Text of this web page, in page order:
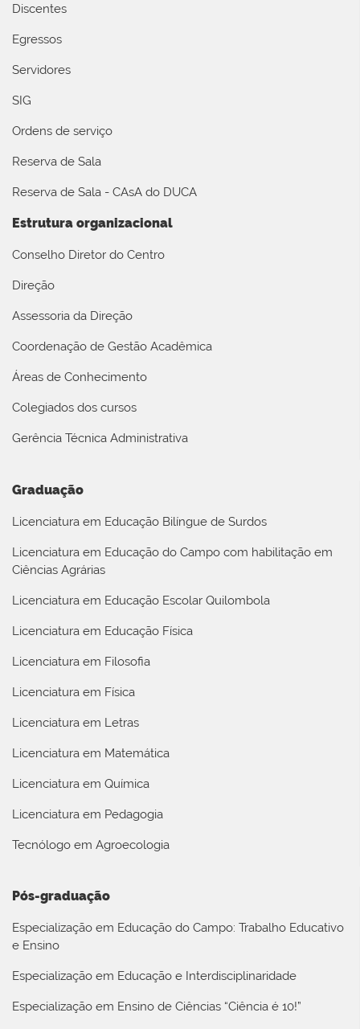
Discentes
Egressos
Servidores
SIG
Ordens de serviço
Reserva de Sala
Reserva de Sala - CAsA do DUCA
Estrutura organizacional
Conselho Diretor do Centro
Direção
Assessoria da Direção
Coordenação de Gestão Acadêmica
Áreas de Conhecimento
Colegiados dos cursos
Gerência Técnica Administrativa
Graduação
Licenciatura em Educação Bilíngue de Surdos
Licenciatura em Educação do Campo com habilitação em
Ciências Agrárias
Licenciatura em Educação Escolar Quilombola
Licenciatura em Educação Física
Licenciatura em Filosofia
Licenciatura em Física
Licenciatura em Letras
Licenciatura em Matemática
Licenciatura em Química
Licenciatura em Pedagogia
Tecnólogo em Agroecologia
Pós-graduação
Especialização em Educação do Campo: Trabalho Educativo
e Ensino
Especialização em Educação e Interdisciplinaridade
Especialização em Ensino de Ciências “Ciência é 10!”